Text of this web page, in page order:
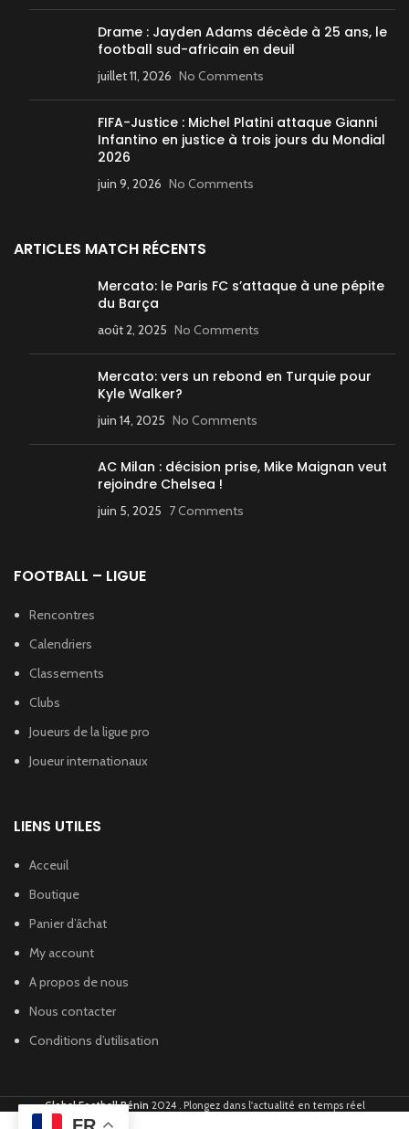
Drame : Jayden Adams décède à 25 ans, le
football sud-africain en deuil
juillet 11, 2026 No Comments
FIFA-Justice : Michel Platini attaque Gianni
Infantino en justice à trois jours du Mondial
2026
juin 9, 2026 No Comments
ARTICLES MATCH RÉCENTS
Mercato: le Paris FC s’attaque à une pépite
du Barça
août 2, 2025 No Comments
Mercato: vers un rebond en Turquie pour
Kyle Walker?
juin 14, 2025 No Comments
AC Milan : décision prise, Mike Maignan veut
rejoindre Chelsea !
juin 5, 2025 7 Comments
FOOTBALL – LIGUE
Rencontres
Calendriers
Classements
Clubs
Joueurs de la ligue pro
Joueur internationaux
LIENS UTILES
Acceuil
Boutique
Panier d’âchat
My account
A propos de nous
Nous contacter
Conditions d’utilisation
Global Football Bénin 2024 . Plongez dans l'actualité en temps réel